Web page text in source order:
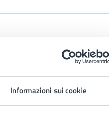
Informazioni sui cookie